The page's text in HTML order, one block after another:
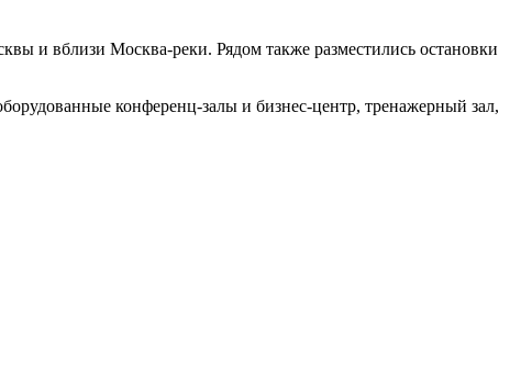
и вблизи Москва-реки. Рядом также разместились остановки
конференц-залы и бизнес-центр, тренажерный зал,